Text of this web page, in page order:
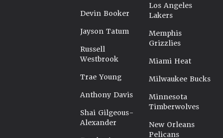
Devin Booker
Jayson Tatum
Russell
Westbrook
Trae Young
Anthony Davis
Shai Gilgeous-
Alexander
Los Angeles
Lakers
Memphis
Grizzlies
Miami Heat
Milwaukee Bucks
Minnesota
Timberwolves
New Orleans
Pelicans